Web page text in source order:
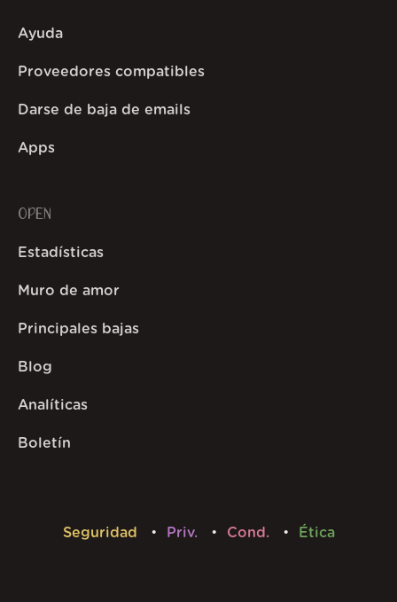
Ayuda
Proveedores compatibles
Darse de baja de emails
Apps
OPEN
Estadísticas
Muro de amor
Principales bajas
Blog
Analíticas
Boletín
Seguridad Priv. Cond. Ética